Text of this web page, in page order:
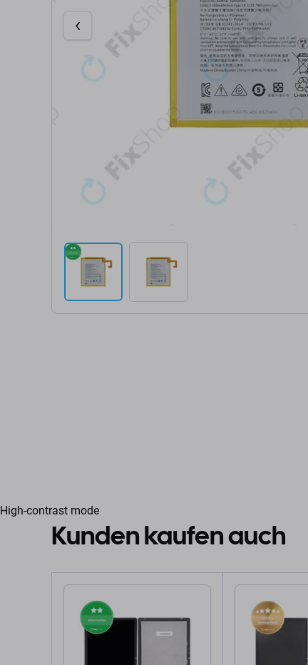
High-contrast mode
Kunden kaufen auch